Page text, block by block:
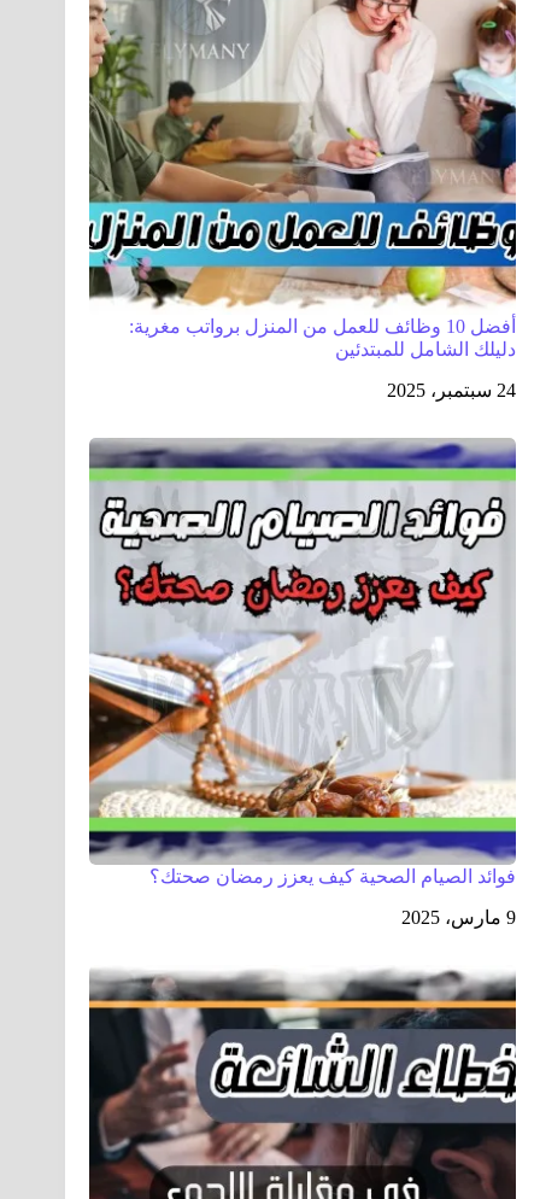
أفضل 10 وظائف للعمل من المنزل برواتب مغرية:
دليلك الشامل للمبتدئين
24 سبتمبر، 2025
فوائد الصيام الصحية كيف يعزز رمضان صحتك؟
9 مارس، 2025